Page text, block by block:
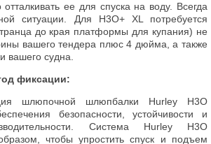
ее для спуска на воду. Всегда
ситуации. Для H3O+ XL потребуется
до края платформы для купания) не
вашего тендера плюс 4 дюйма, а также
вашего судна.
фиксации:
шлюпочной шлюпбалки Hurley H3O
безопасности, устойчивости и
Система Hurley H3O
чтобы упростить спуск и подъем